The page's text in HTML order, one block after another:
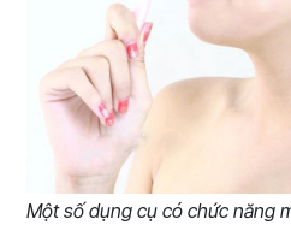
Một số dụng cụ có chức năng